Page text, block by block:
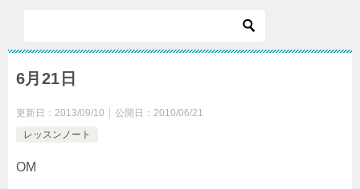
6月21日
更新日： 2013/09/10 公開日： 2010/06/21
レッスンノート
OM